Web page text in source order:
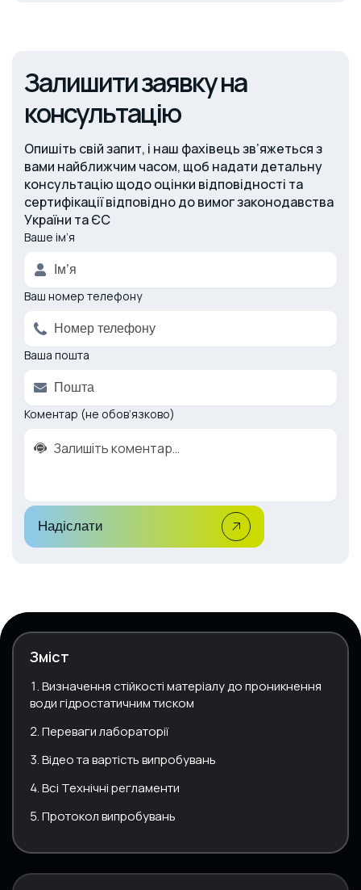
Залишити заявку на
консультацію
Опишіть свій запит, і наш фахівець зв’яжеться з
вами найближчим часом, щоб надати детальну
консультацію щодо оцінки відповідності та
сертифікації відповідно до вимог законодавства
України та ЄС
Ваше ім’я
Ваш номер телефону
Ваша пошта
Коментар (не обов’язково)
Надіслати
Alternative:
Зміст
Визначення стійкості матеріалу до проникнення
води гідростатичним тиском
Переваги лабораторії
Відео та вартість випробувань
Всі Технічні регламенти
Протокол випробувань